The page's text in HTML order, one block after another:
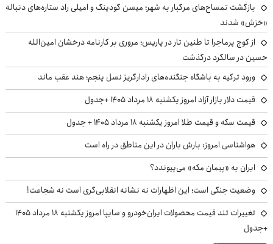
بازگشت تمساح‌های مرگبار به شهر؛ میسن گودینگ و امیلی راد ستاره‌های دنباله
«خزش» شدند
از کوچ‌ پرماجرا تا طنین تار در پاریس؛ مروری بر کارنامه درخشان امین‌الله
حسین در سالگرد درگذشت
ورود ترکیه به باشگاه جنگنده‌های رادارگریز نسل پنجم؛ هند عقب ماند
قیمت دلار بازار آزاد امروز یکشنبه ۱۸ مرداد ۱۴۰۵ +جدول
قیمت سکه و قیمت طلا امروز یکشنبه ۱۸ مرداد ۱۴۰۵ + جدول
هواشناسی امروز: بارش باران در این مناطق در راه است
ایران به «پیمان مکه» می‌پیوندد؟
وضعیت جنگی است؛ این اظهارات نه نشانه انقلابی‌گری است نه شجاعت!
تغییرات تند قیمت محصولات ایران‌خودرو و سایپا امروز یکشنبه ۱۸ مرداد ۱۴۰۵
+جدول